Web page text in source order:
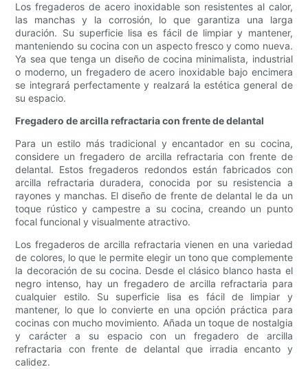
Los fregaderos de acero inoxidable son resistentes al calor,
las manchas y la corrosión, lo que garantiza una larga
duración. Su superficie lisa es fácil de limpiar y mantener,
manteniendo su cocina con un aspecto fresco y como nueva.
Ya sea que tenga un diseño de cocina minimalista, industrial
o moderno, un fregadero de acero inoxidable bajo encimera
se integrará perfectamente y realzará la estética general de
su espacio.
Fregadero de arcilla refractaria con frente de delantal
Para un estilo más tradicional y encantador en su cocina,
considere un fregadero de arcilla refractaria con frente de
delantal. Estos fregaderos redondos están fabricados con
arcilla refractaria duradera, conocida por su resistencia a
rayones y manchas. El diseño de frente de delantal le da un
toque rústico y campestre a su cocina, creando un punto
focal funcional y visualmente atractivo.
Los fregaderos de arcilla refractaria vienen en una variedad
de colores, lo que le permite elegir un tono que complemente
la decoración de su cocina. Desde el clásico blanco hasta el
negro intenso, hay un fregadero de arcilla refractaria para
cualquier estilo. Su superficie lisa es fácil de limpiar y
mantener, lo que lo convierte en una opción práctica para
cocinas con mucho movimiento. Añada un toque de nostalgia
y carácter a su espacio con un fregadero de arcilla
refractaria con frente de delantal que irradia encanto y
calidez.